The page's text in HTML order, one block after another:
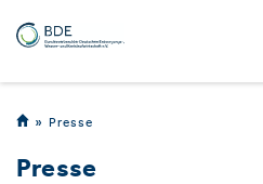
Presse
Presse